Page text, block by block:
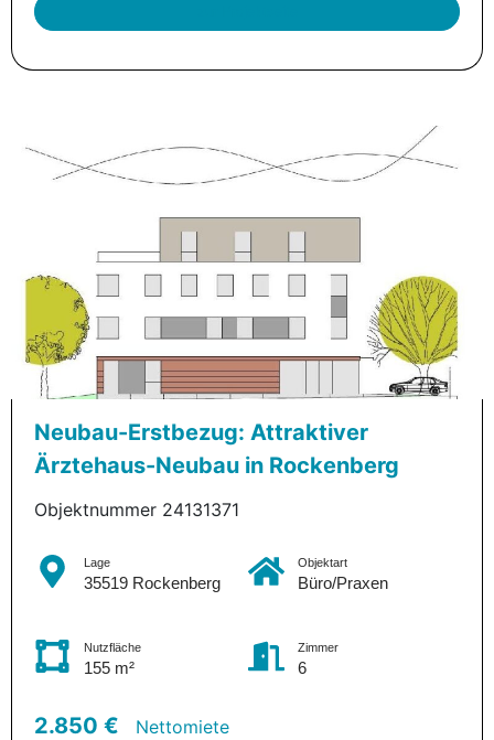
Neubau-Erstbezug: Attraktiver
Ärztehaus-Neubau in Rockenberg
Objektnummer 24131371
Lage
35519 Rockenberg
Objektart
Büro/Praxen
Nutzfläche
155 m²
Zimmer
6
2.850 € Nettomiete